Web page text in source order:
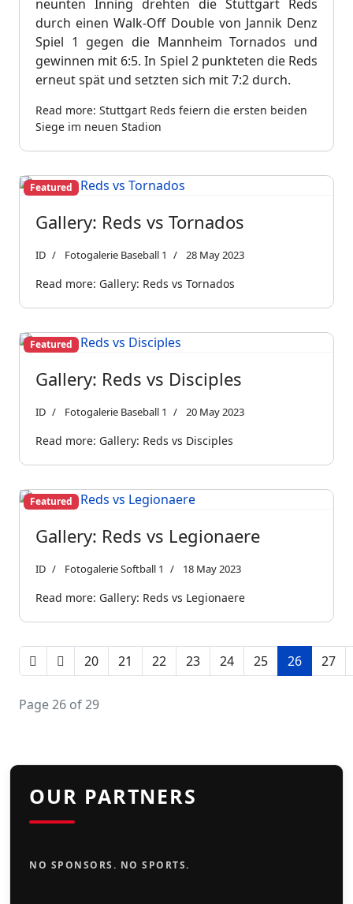
neunten Inning drehten die Stuttgart Reds
durch einen Walk-Off Double von Jannik Denz
Spiel 1 gegen die Mannheim Tornados und
gewinnen mit 6:5. In Spiel 2 punkteten die Reds
erneut spät und setzten sich mit 7:2 durch.
Read more: Stuttgart Reds feiern die ersten beiden
Siege im neuen Stadion
Featured
Gallery: Reds vs Tornados
ID Fotogalerie Baseball 1 28 May 2023
Read more: Gallery: Reds vs Tornados
Featured
Gallery: Reds vs Disciples
ID Fotogalerie Baseball 1 20 May 2023
Read more: Gallery: Reds vs Disciples
Featured
Gallery: Reds vs Legionaere
ID Fotogalerie Softball 1 18 May 2023
Read more: Gallery: Reds vs Legionaere
20 21 22 23 24 25 26 27
Page 26 of 29
OUR PARTNERS
NO SPONSORS. NO SPORTS.